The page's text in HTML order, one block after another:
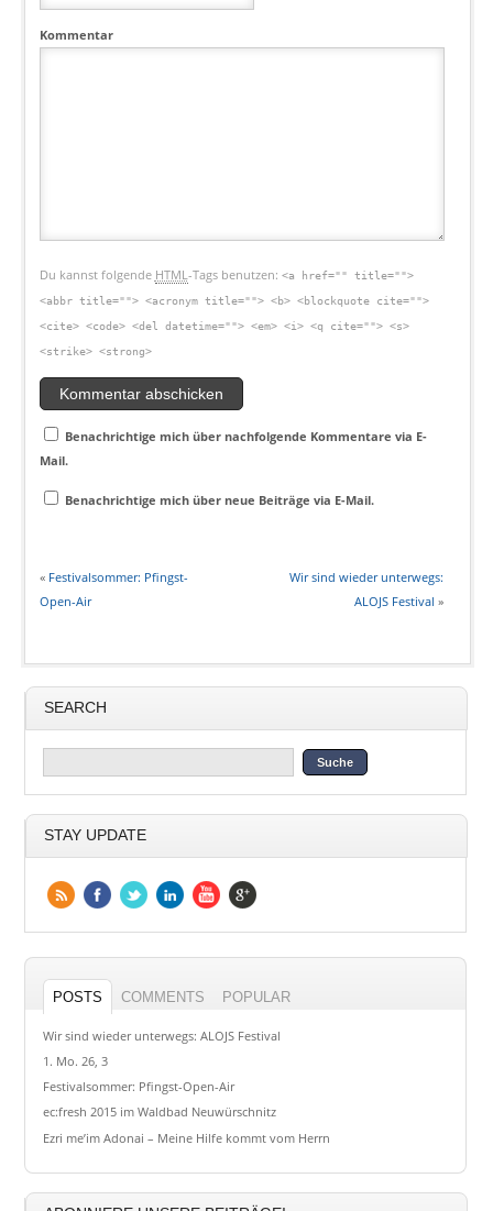
Kommentar
Du kannst folgende HTML -Tags benutzen: <a href="" title="">
<abbr title=""> <acronym title=""> <b> <blockquote cite="">
<cite> <code> <del datetime=""> <em> <i> <q cite=""> <s>
<strike> <strong>
Benachrichtige mich über nachfolgende Kommentare via E-
Mail.
Benachrichtige mich über neue Beiträge via E-Mail.
« Festivalsommer: Pfingst-
Open-Air
Wir sind wieder unterwegs:
ALOJS Festival »
SEARCH
STAY UPDATE
POSTS COMMENTS POPULAR
Wir sind wieder unterwegs: ALOJS Festival
1. Mo. 26, 3
Festivalsommer: Pfingst-Open-Air
ec:fresh 2015 im Waldbad Neuwürschnitz
Ezri me’im Adonai – Meine Hilfe kommt vom Herrn